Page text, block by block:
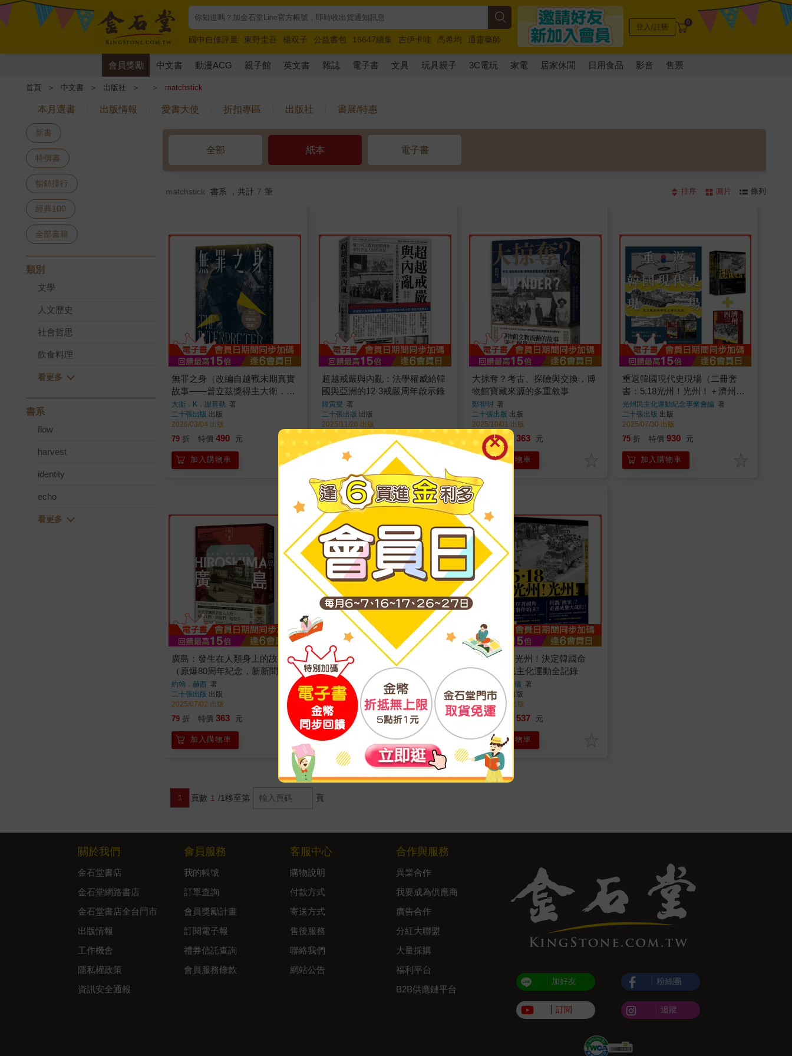
國中自修評量 東野圭吾 楊双子 公益書包 16647續集 吉伊卡哇 高希均
通靈藥師
唯紅花綻放
奧德賽 路邊攤新作 馬斯克 玩具總動員5 超慢跑
登入/註冊 0
會員獎勵 中文書 動漫ACG 親子館 英文書 雜誌 電子書 文具 玩具親子 3C電玩 家電 居家休閒 日用食品 影音 售票
首頁 ＞ 中文書 ＞ 出版社 ＞ ＞ matchstick
本月選書 出版情報 愛書大使 折扣專區 出版社 書展/特惠
新書
特價書
暢銷排行
經典100
全部書籍
類別
文學
人文歷史
社會哲思
飲食料理
書系
flow
harvest
identity
echo
全部 紙本 電子書
matchstick 書系 ，共計 7 筆 排序 圖片 條列
無罪之身（改編自越戰末期真實
故事——普立茲獎得主大衛．
K．謝普勒最新史詩鉅作）
大衛．K．謝普勒 著
二十張出版 出版
2026/03/04 出版
79 折 特價 490 元
加入購物車
超越戒嚴與內亂：法學權威給韓
國與亞洲的12·3戒嚴周年啟示錄
韓寅燮 著
二十張出版 出版
2025/11/26 出版
折 特價 442
加入購物車
大掠奪？考古、探險與交換，博
物館寶藏來源的多重敘事
鄭智明 著
二十張出版 出版
2025/10/01 出版
79 折 特價 363 元
加入購物車
重返韓國現代史現場（二冊套
書：5.18光州！光州！＋濟州
四．三）
光州民主化運動紀念事業會編著
二十張出版 出版
2025/07/30 出版
75 折 特價 930 元
加入購物車
廣島：發生在人類身上的故事
（原爆80周年紀念，新新聞主義
寫作先驅）
約翰．赫西 著
二十張出版 出版
2025/07/02 出版
79 折 特價 363 元
加入購物車
香蕉、海灘與軍事基地：國際政
治裡的女性意識
辛西亞．恩洛 著
二十張出版出版
2025/06/04 出版
79 折 特價 458 元
加入購物車
5.18光州！光州！決定韓國命
運，光州民主化運動全記錄
黃晳暎、李在儀 著
二十張出版
出版
2025/01/02 出版
79 折 特價 537 元
加入購物車
1 頁數 1 /1移至第 頁
關於我們
金石堂書店
金石堂網路書店
金石堂書店全台門市
出版情報
工作機會
隱私權政策
資訊安全通報
會員服務
我的帳號
訂單查詢
會員獎勵計畫
訂閱電子報
禮券信託查詢
會員服務條款
客服中心
購物說明
付款方式
寄送方式
售後服務
聯絡我們
網站公告
合作與服務
異業合作
我要成為供應商
廣告合作
分紅大聯盟
大量採購
福利平台
B2B供應鏈平台
加好友
訂閱
粉絲團
追蹤